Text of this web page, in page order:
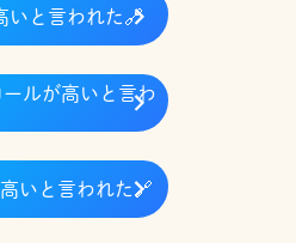
いと言われた 🔗
ルが高いと言わ
いと言われた🔗